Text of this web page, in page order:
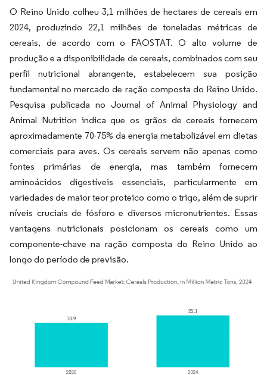
O Reino Unido colheu 3,1 milhões de hectares de cereais em
2024, produzindo 22,1 milhões de toneladas métricas de
cereais, de acordo com o FAOSTAT. O alto volume de
produção e a disponibilidade de cereais, combinados com seu
perfil nutricional abrangente, estabelecem sua posição
fundamental no mercado de ração composta do Reino Unido.
Pesquisa publicada no Journal of Animal Physiology and
Animal Nutrition indica que os grãos de cereais fornecem
aproximadamente 70-75% da energia metabolizável em dietas
comerciais para aves. Os cereais servem não apenas como
fontes primárias de energia, mas também fornecem
aminoácidos digestíveis essenciais, particularmente em
variedades de maior teor proteico como o trigo, além de suprir
níveis cruciais de fósforo e diversos micronutrientes. Essas
vantagens nutricionais posicionam os cereais como um
componente-chave na ração composta do Reino Unido ao
longo do período de previsão.